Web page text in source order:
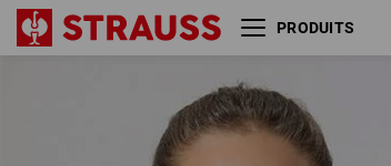
PRODUITS
e.s. T-shirt cotton stretch